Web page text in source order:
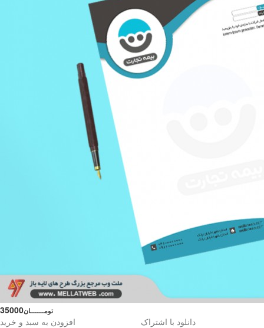
35000تومــــــــان
افزودن به سبد و خرید
دانلود با اشتراک